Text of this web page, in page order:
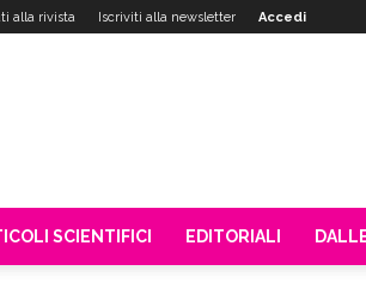
alla rivista Iscriviti alla newsletter Accedi
SCIENTIFICI EDITORIALI